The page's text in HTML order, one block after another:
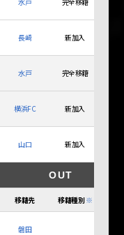
長崎 新加入
水戸 完全移籍
横浜FC 新加入
山口 新加入
OUT
移籍先 移籍種別※
磐田